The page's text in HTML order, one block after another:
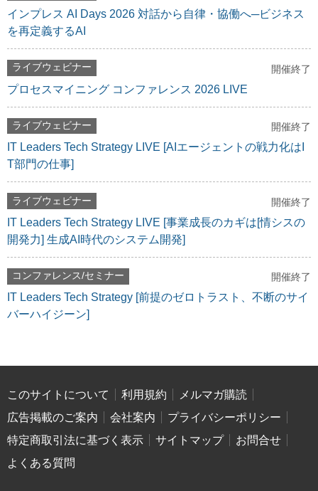
インプレス AI Days 2026 対話から自律・協働へ─ビジネス
を再定義するAI
ライブウェビナー 開催終了
プロセスマイニング コンファレンス 2026 LIVE
ライブウェビナー 開催終了
IT Leaders Tech Strategy LIVE [AIエージェントの戦力化はI
T部門の仕事]
ライブウェビナー 開催終了
IT Leaders Tech Strategy LIVE [事業成長のカギは[情シスの
開発力] 生成AI時代のシステム開発]
コンファレンス/セミナー 開催終了
IT Leaders Tech Strategy [前提のゼロトラスト、不断のサイ
バーハイジーン]
このサイトについて 利用規約
メルマガ購読
広告掲載のご案内
会社案内
プライバシーポリシー
特定商取引法に基づく表示
サイトマップ
お問合せ
よくある質問